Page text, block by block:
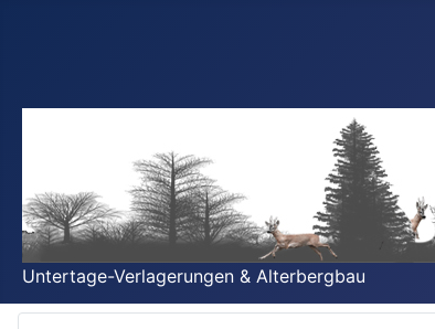
Untertage-Verlagerungen & Alterbergbau